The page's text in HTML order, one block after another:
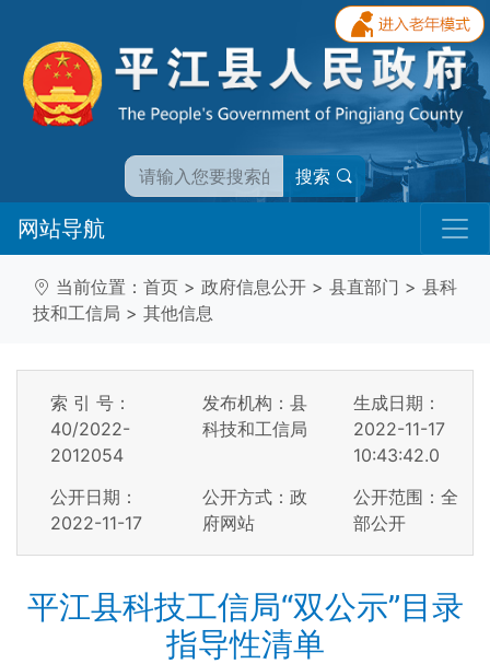
搜索
网站导航
当前位置： 首页 > 政府信息公开 > 县直部门 > 县科
技和工信局 > 其他信息
索 引 号：
40/2022-
2012054
发布机构：县
科技和工信局
生成日期：
2022-11-17
10:43:42.0
公开日期：
2022-11-17
公开方式：政
府网站
公开范围：全
部公开
平江县科技工信局“双公示”目录
指导性清单